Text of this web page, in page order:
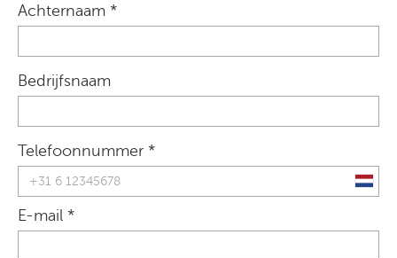
Achternaam *
Bedrijfsnaam
Telefoonnummer *
E-mail *